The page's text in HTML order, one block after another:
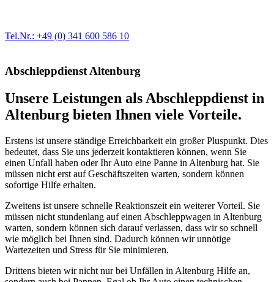
Tel.Nr.: +49 (0) 341 600 586 10
Abschleppdienst Altenburg
Unsere Leistungen als Abschleppdienst in
Altenburg bieten Ihnen viele Vorteile.
Erstens ist unsere ständige Erreichbarkeit ein großer Pluspunkt. Dies
bedeutet, dass Sie uns jederzeit kontaktieren können, wenn Sie
einen Unfall haben oder Ihr Auto eine Panne in Altenburg hat. Sie
müssen nicht erst auf Geschäftszeiten warten, sondern können
sofortige Hilfe erhalten.
Zweitens ist unsere schnelle Reaktionszeit ein weiterer Vorteil. Sie
müssen nicht stundenlang auf einen Abschleppwagen in Altenburg
warten, sondern können sich darauf verlassen, dass wir so schnell
wie möglich bei Ihnen sind. Dadurch können wir unnötige
Wartezeiten und Stress für Sie minimieren.
Drittens bieten wir nicht nur bei Unfällen in Altenburg Hilfe an,